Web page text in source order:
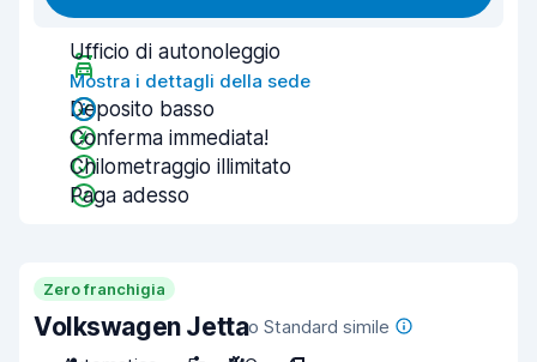
Ufficio di autonoleggio
Mostra i dettagli della sede
Deposito basso
Conferma immediata!
Chilometraggio illimitato
Paga adesso
Zero franchigia
Volkswagen Jettao Standard simile